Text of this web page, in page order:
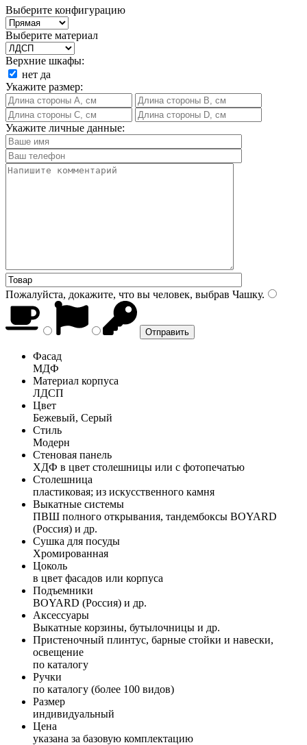
Выберите конфигурацию
Выберите материал
Верхние шкафы:
нет да
Укажите размер:
Укажите личные данные:
Пожалуйста, докажите, что вы человек, выбрав Чашку.
Фасад
МДФ
Материал корпуса
ЛДСП
Цвет
Бежевый, Серый
Стиль
Модерн
Стеновая панель
ХДФ в цвет столешницы или с фотопечатью
Столешница
пластиковая; из искусственного камня
Выкатные системы
ПВШ полного открывания, тандембоксы BOYARD
(Россия) и др.
Сушка для посуды
Хромированная
Цоколь
в цвет фасадов или корпуса
Подъемники
BOYARD (Россия) и др.
Аксессуары
Выкатные корзины, бутылочницы и др.
Пристеночный плинтус, барные стойки и навески,
освещение
по каталогу
Ручки
по каталогу (более 100 видов)
Размер
индивидуальный
Цена
указана за базовую комплектацию